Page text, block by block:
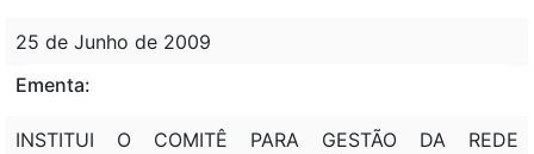
25 de Junho de 2009
Ementa:
INSTITUI O COMITÊ PARA GESTÃO DA REDE